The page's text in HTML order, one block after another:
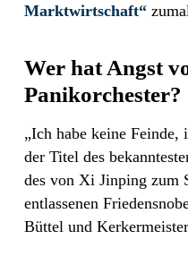
Marktwirtschaft“
Wer hat Angst
Panikorchester?
„Ich habe keine Feinde,
der Titel des
des von Xi Jinping zum
entlassenen
Büttel und